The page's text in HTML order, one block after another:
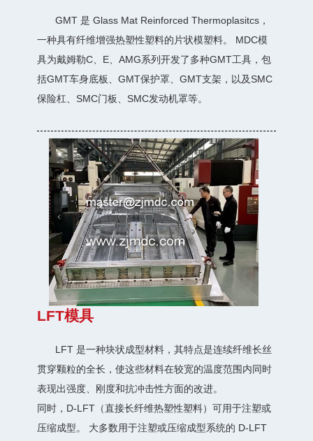
GMT 是 Glass Mat Reinforced Thermoplasitcs，
一种具有纤维增强热塑性塑料的片状模塑料。 MDC模
具为戴姆勒C、E、AMG系列开发了多种GMT工具，包
括GMT车身底板、GMT保护罩、GMT支架，以及SMC
保险杠、SMC门板、SMC发动机罩等。
LFT模具
LFT 是一种块状成型材料，其特点是连续纤维长丝
贯穿颗粒的全长，使这些材料在较宽的温度范围内同时
表现出强度、刚度和抗冲击性方面的改进。
同时，D-LFT（直接长纤维热塑性塑料）可用于注塑或
压缩成型。 大多数用于注塑或压缩成型系统的 D-LFT